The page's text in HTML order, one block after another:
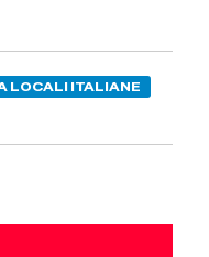
LOCALI ITALIANE